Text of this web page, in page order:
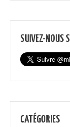
SUIVEZ-NOUS
CATÉGORIES